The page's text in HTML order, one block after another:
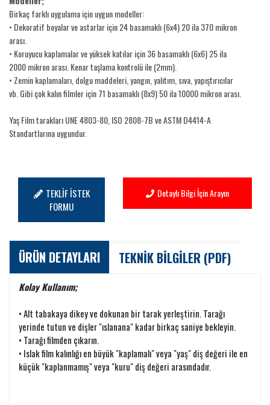
Birkaç farklı uygulama için uygun modeller:
• Dekoratif boyalar ve astarlar için 24 basamaklı (6x4) 20 ila 370 mikron
arası.
• Koruyucu kaplamalar ve yüksek katılar için 36 basamaklı (6x6) 25 ila
2000 mikron arası. Kenar taşlama kontrolü ile (2mm).
• Zemin kaplamaları, dolgu maddeleri, yangın, yalıtım, sıva, yapıştırıcılar
vb. Gibi çok kalın filmler için 71 basamaklı (8x9) 50 ila 10000 mikron arası.
Yaş Film tarakları UNE 4803-80, ISO 2808-7B ve ASTM D4414-A
Standartlarına uygundur.
TEKLİF İSTEK
FORMU
Detaylı Bilgi İçin Arayın
ÜRÜN DETAYLARI TEKNİK BİLGİLER (PDF)
Kolay Kullanım;
• Alt tabakaya dikey ve dokunan bir tarak yerleştirin. Tarağı
yerinde tutun ve dişler "ıslanana" kadar birkaç saniye bekleyin.
• Tarağı filmden çıkarın.
• Islak film kalınlığı en büyük "kaplamalı" veya "yaş" diş değeri ile en
küçük "kaplanmamış" veya "kuru" diş değeri arasındadır.